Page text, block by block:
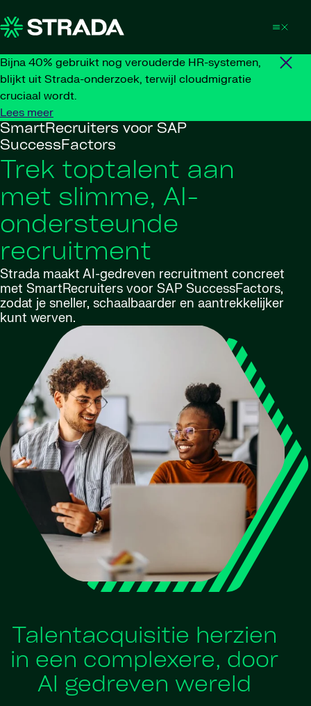
Bijna 40% gebruikt nog verouderde HR-systemen,
blijkt uit Strada-onderzoek, terwijl cloudmigratie
cruciaal wordt.
Lees meer
SmartRecruiters voor SAP
SuccessFactors
Trek toptalent aan
met slimme, AI-
ondersteunde
recruitment
Strada maakt AI-gedreven recruitment concreet
met SmartRecruiters voor SAP SuccessFactors,
zodat je sneller, schaalbaarder en aantrekkelijker
kunt werven.
Talentacquisitie herzien
in een complexere, door
AI gedreven wereld